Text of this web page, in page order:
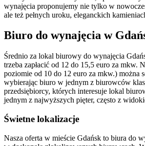
wynajęcia proponujemy nie tylko w
ale też pełnych uroku, eleganckich
Biuro do wynajęcia w
Średnio za lokal biurowy do wynajęcia
trzeba zapłacić od 12 do 15,5 euro za mkw.
poziomie od 10 do 12 euro za mkw.) można
wybierając biuro w jednym z biurowców
przedsiębiorcy, których interesuje lokal
jednym z najwyższych pięter, często z
Świetne lokalizacje
Nasza oferta w mieście Gdańsk to biura do